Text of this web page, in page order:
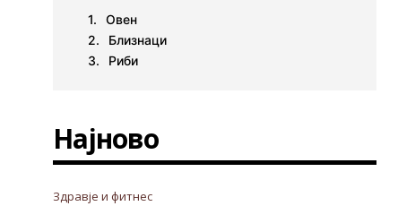
Овен
Близнаци
Риби
Најново
Здравје и фитнес